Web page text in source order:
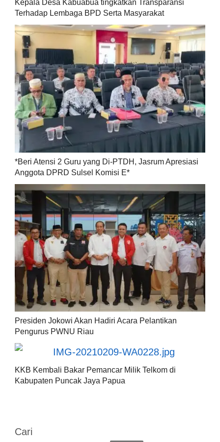
Kepala Desa Kabuabua tingkatkan Transparansi
Terhadap Lembaga BPD Serta Masyarakat
*Beri Atensi 2 Guru yang Di-PTDH, Jasrum Apresiasi
Anggota DPRD Sulsel Komisi E*
Presiden Jokowi Akan Hadiri Acara Pelantikan
Pengurus PWNU Riau
KKB Kembali Bakar Pemancar Milik Telkom di
Kabupaten Puncak Jaya Papua
Cari